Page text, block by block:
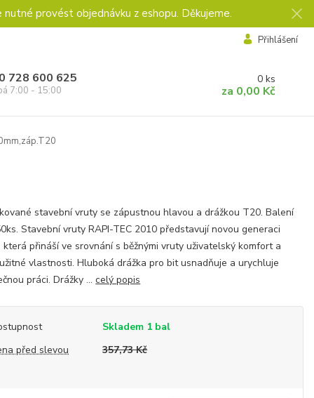
provést objednávku z eshopu. Děkujeme.
Přihlášení
728 600 625
7:00 - 15:00
0 ks
za 0,00 Kč
stavební vruty se zápustnou hlavou a drážkou T20. Balení
Stavební vruty RAPI-TEC 2010 představují novou generaci
která přináší ve srovnání s běžnými vruty uživatelský komfort a
vlastnosti. Hluboká drážka pro bit usnadňuje a urychluje
práci. Drážky ...celý popis
Skladem 1 bal
před slevou
357,73 Kč